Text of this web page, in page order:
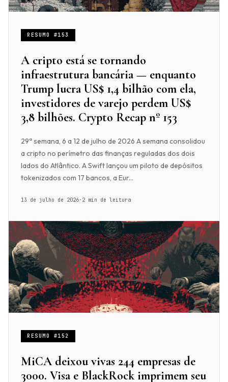
RESUMO #153
A cripto está se tornando
infraestrutura bancária — enquanto
Trump lucra US$ 1,4 bilhão com ela,
investidores de varejo perdem US$
3,8 bilhões. Crypto Recap nº 153
29ª semana, 6 a 12 de julho de 2026 A semana consolidou
a cripto no perímetro das finanças reguladas dos dois
lados do Atlântico. A Swift lançou um piloto de depósitos
tokenizados com 17 bancos, a Eur...
13 de julho de 2026· 2 min de leitura
RESUMO #152
MiCA deixou vivas 244 empresas de
3000. Visa e BlackRock imprimem seu